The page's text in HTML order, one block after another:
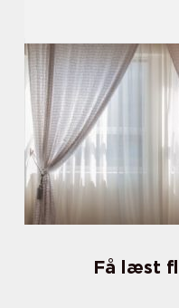
Få læst